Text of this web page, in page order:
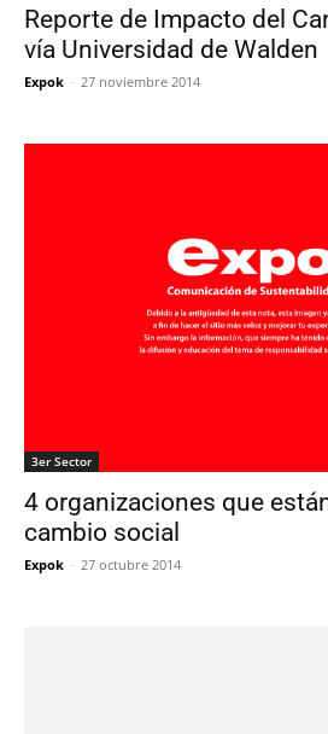
Reporte de Impacto del
vía Universidad de Walden
Expok - 27 noviembre 2014
3er Sector
4 organizaciones que
cambio social
Expok - 27 octubre 2014